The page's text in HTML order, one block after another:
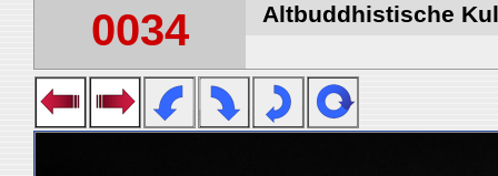
0034 Altbuddhistische